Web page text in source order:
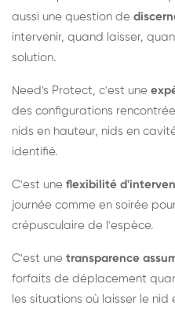
aussi une question de
intervenir, quand laisser,
solution.
Need's Protect, c'est une
des configurations
nids en hauteur, nids en
identifié.
C'est une flexibilité
journée comme en soirée
crépusculaire de l'espèce.
C'est une transparence
forfaits de déplacement
les situations où laisser le